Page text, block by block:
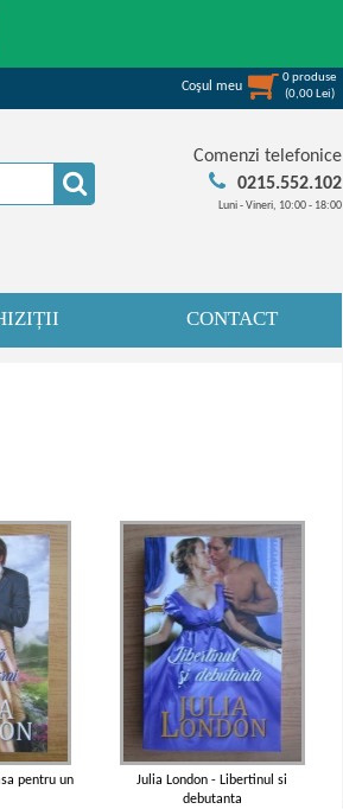
Coşul meu
0produse
(0,00 Lei)
Comenzi telefonice
0215.552.102
Luni - Vineri, 10:00 - 18:00
CONTACT
pentru un
Julia London - Libertinul si
debutanta